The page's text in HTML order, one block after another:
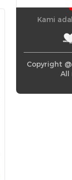
Kami
Copyright
All